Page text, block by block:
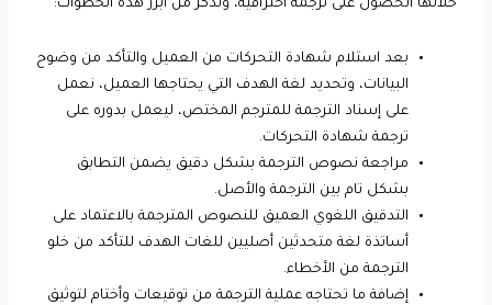
خلالها الحصول على ترجمة احترافية، ونذكر من أبرز هذه الخطوات:
بعد استلام شهادة التحركات من العميل والتأكد من وضوح
البيانات، وتحديد لغة الهدف التي يحتاجها العميل، نعمل
على إسناد الترجمة للمترجم المختص، ليعمل بدوره على
ترجمة شهادة التحركات.
مراجعة نصوص الترجمة بشكل دقيق يضمن التطابق
بشكل تام بين الترجمة والأصل.
التدقيق اللغوي العميق للنصوص المترجمة بالاعتماد على
أساتذة لغة متحدثين أصليين للغات الهدف للتأكد من خلو
الترجمة من الأخطاء.
إضافة ما تحتاجه عملية الترجمة من توقيعات وأختام لتوثيق